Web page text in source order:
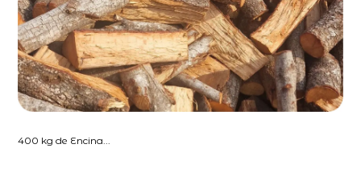
400 kg de Encina...